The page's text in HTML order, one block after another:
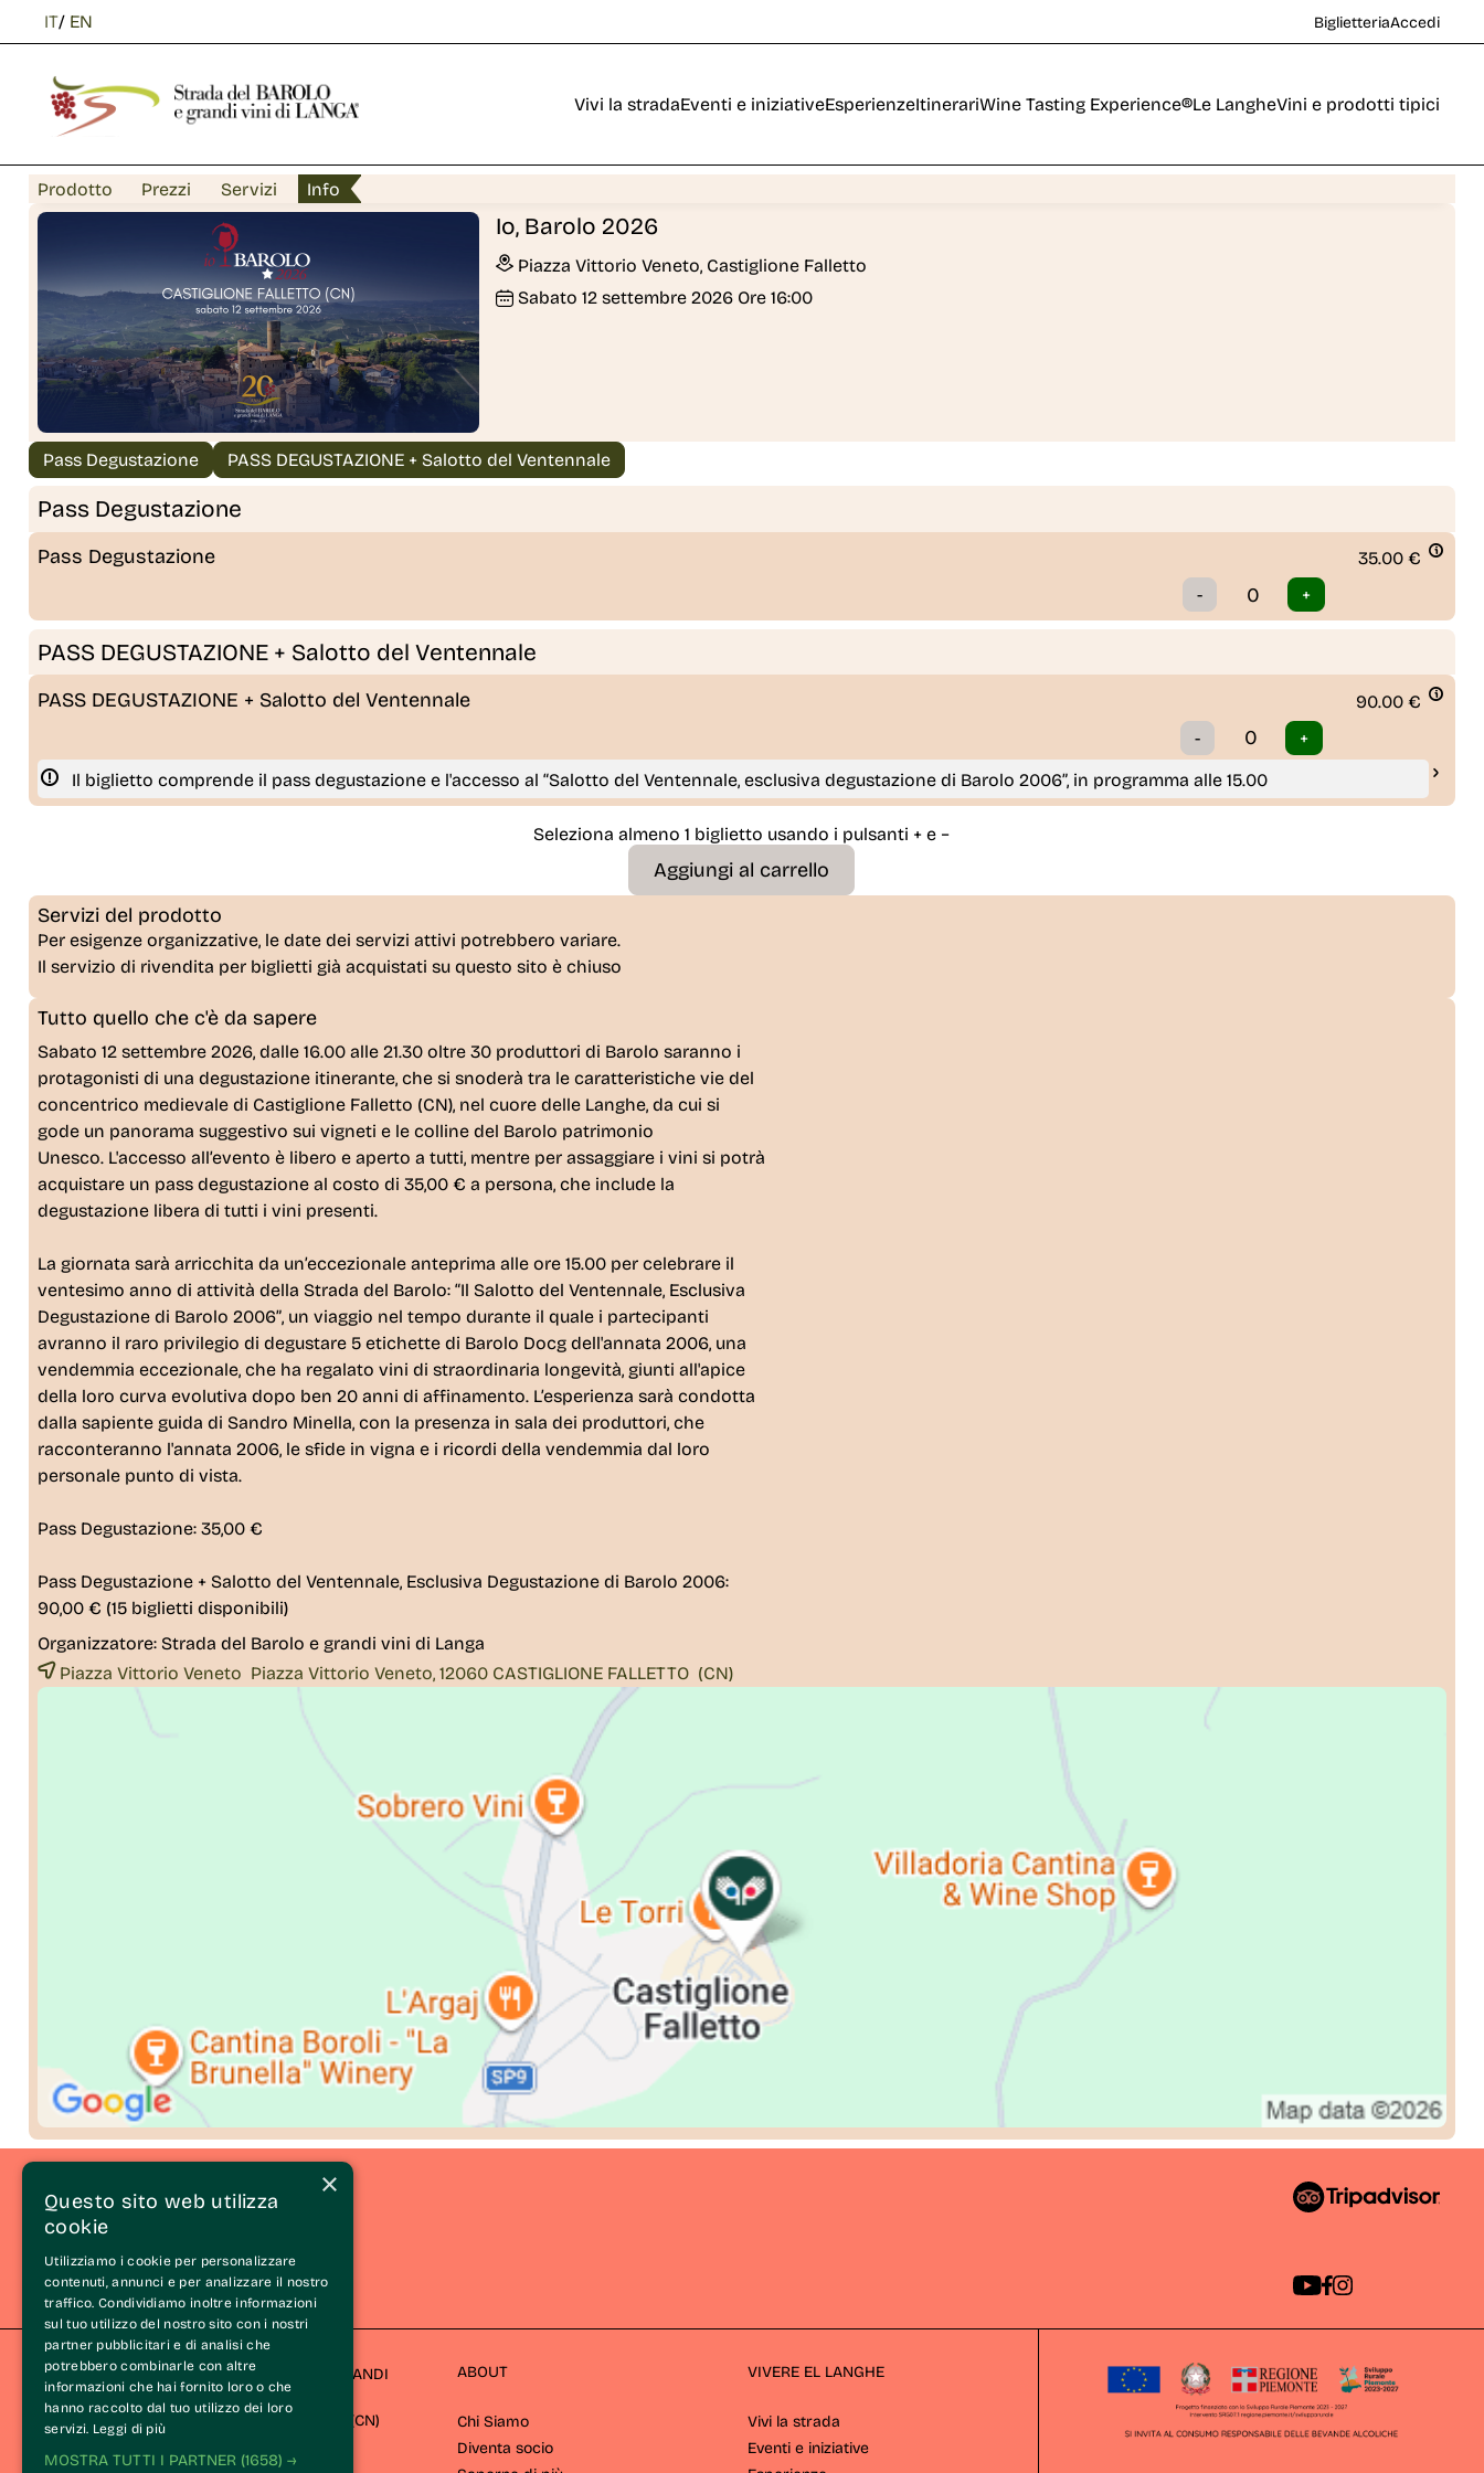
IT/ EN BiglietteriaAccedi
Vivi la stradaEventi e iniziativeEsperienzeItinerariWine Tasting Experience®Le LangheVini e prodotti tipici
Prodotto Prezzi Servizi Info
Io, Barolo 2026
Piazza Vittorio Veneto, Castiglione Falletto
Sabato 12 settembre 2026 Ore 16:00
Pass Degustazione PASS DEGUSTAZIONE + Salotto del Ventennale
Pass Degustazione
Pass Degustazione 35.00 €
PASS DEGUSTAZIONE + Salotto del Ventennale
PASS DEGUSTAZIONE + Salotto del Ventennale 90.00 €
Il biglietto comprende il pass degustazione e l'accesso al “Salotto del Ventennale, esclusiva degustazione di Barolo 2006”, in programma alle 15.00
Seleziona almeno 1 biglietto usando i pulsanti + e −
Servizi del prodotto
Per esigenze organizzative, le date dei servizi attivi potrebbero variare.
Il servizio di rivendita per biglietti già acquistati su questo sito è chiuso
Tutto quello che c'è da sapere
Sabato 12 settembre 2026, dalle 16.00 alle 21.30 oltre30 produttori di Barolo saranno i
protagonisti di una degustazione itinerante, che si snoderà tra le caratteristiche vie del
concentrico medievale di Castiglione Falletto (CN), nel cuore delle Langhe, da cui si
gode un panorama suggestivo sui vigneti e le colline del Barolo patrimonio
Unesco. L'accesso all’evento è libero e aperto a tutti, mentre per assaggiare i vini si potrà
acquistare un pass degustazioneal costo di 35,00 € a persona, che include la
degustazione libera di tutti i vini presenti.
La giornata sarà arricchita da un’eccezionale anteprima alle ore 15.00per celebrare il
ventesimo anno di attività della Strada del Barolo: “Il Salotto del Ventennale, Esclusiva
Degustazione di Barolo 2006”, un viaggio nel tempo durante il quale i partecipanti
avranno il raro privilegio di degustare 5 etichette di Barolo Docg dell'annata 2006, una
vendemmia eccezionale, che ha regalato vini di straordinaria longevità, giunti all'apice
della loro curva evolutiva dopo ben 20 anni di affinamento. L’esperienza sarà condotta
dalla sapiente guida di Sandro Minella, con la presenza in sala dei produttori, che
racconteranno l'annata 2006, le sfide in vigna e i ricordi della vendemmia dal loro
personale punto di vista.
Pass Degustazione: 35,00 €
Pass Degustazione + Salotto del Ventennale, Esclusiva Degustazione di Barolo 2006:
90,00 € (15 biglietti disponibili)
Organizzatore: Strada del Barolo e grandi vini di Langa
Piazza Vittorio Veneto Piazza Vittorio Veneto, 12060 CASTIGLIONE FALLETTO (CN)
ASSOCIAZIONE STRADA DEL BAROLO E GRANDI
VINI DI LANGA
Via Cavour 26/A 12060 Castiglione Falletto (CN)
ABOUT
Chi Siamo
Diventa socio
VIVERE EL LANGHE
Vivi la strada
Eventi e iniziative
×
Questo sito web utilizza
cookie
Utilizziamo i cookie per personalizzare
contenuti, annunci e per analizzare il nostro
traffico. Condividiamo inoltre informazioni
sul tuo utilizzo del nostro sito con i nostri
partner pubblicitari e di analisi che
potrebbero combinarle con altre
informazioni che hai fornito loro o che
hanno raccolto dal tuo utilizzo dei loro
servizi. Leggi di più
MOSTRA TUTTI I PARTNER (1658) →